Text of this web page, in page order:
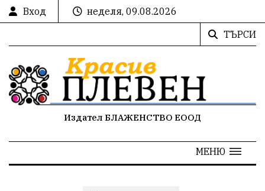
Вход
неделя, 09.08.2026
ТЪРСИ
Издател БЛАЖЕНСТВО ЕООД
МЕНЮ